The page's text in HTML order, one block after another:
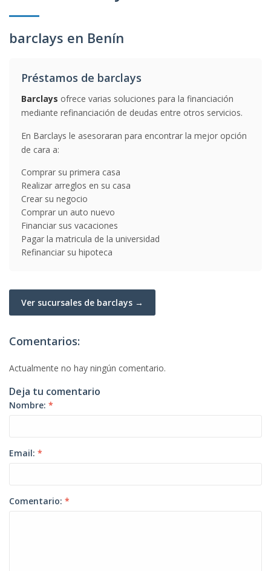
barclays en Benín
Préstamos de barclays
Barclays ofrece varias soluciones para la financiación
mediante refinanciación de deudas entre otros servicios.
En Barclays le asesoraran para encontrar la mejor opción
de cara a:
Comprar su primera casa
Realizar arreglos en su casa
Crear su negocio
Comprar un auto nuevo
Financiar sus vacaciones
Pagar la matricula de la universidad
Refinanciar su hipoteca
Ver sucursales de barclays →
Comentarios:
Actualmente no hay ningún comentario.
Deja tu comentario
Nombre: *
Email: *
Comentario: *